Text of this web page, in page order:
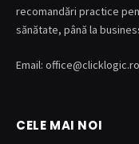
recomandări practice
sănătate, până la
Email: office@clicklogic.ro
CELE MAI NOI